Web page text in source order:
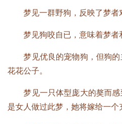
梦见一群野狗，反映了梦者
梦见狗咬自已，意味着梦者
梦见优良的宠物狗，但狗的
花花公子。
梦见一只体型庞大的獒而感
是女人做过此梦，她将嫁给一个